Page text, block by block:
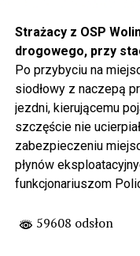
Strażacy z OSP
drogowego, przy
Po przybyciu na
siodłowy z naczepą
jezdni, kierującemu
szczęście nie
zabezpieczeniu
płynów
funkcjonariuszom
59608 odsłon